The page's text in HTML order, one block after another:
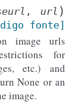
, url )
fonte]
image urls
for
etc.) and
None or an
image.